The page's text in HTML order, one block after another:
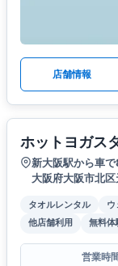
店舗情報
ホットヨガス
新大阪駅から車
大阪府大阪市北
タオルレンタル ウ
他店舗利用
無料体
営業時